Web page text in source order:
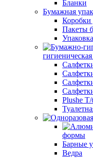
Бланки
Бумажная
Пакеты
Plushe
формы
Барные
Ведра